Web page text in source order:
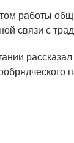
работы
связи с
рассказал